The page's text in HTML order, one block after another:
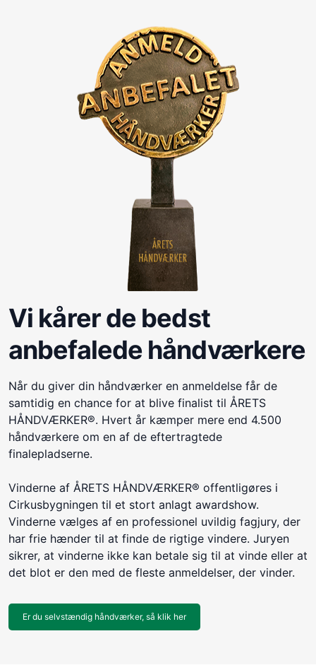
Vi kårer de bedst
anbefalede håndværkere
Når du giver din håndværker en anmeldelse får de
samtidig en chance for at blive finalist til ÅRETS
HÅNDVÆRKER®. Hvert år kæmper mere end 4.500
håndværkere om en af de eftertragtede
finalepladserne.
Vinderne af ÅRETS HÅNDVÆRKER® offentligøres i
Cirkusbygningen til et stort anlagt awardshow.
Vinderne vælges af en professionel uvildig fagjury, der
har frie hænder til at finde de rigtige vindere. Juryen
sikrer, at vinderne ikke kan betale sig til at vinde eller at
det blot er den med de fleste anmeldelser, der vinder.
Er du selvstændig håndværker, så klik her